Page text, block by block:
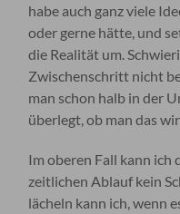
habe auch ganz viele
oder gerne hätte, und
die Realität um.
Zwischenschritt nicht
man schon halb in der
überlegt, ob man das
Im oberen Fall kann ich
zeitlichen Ablauf kein
lächeln kann ich, wenn